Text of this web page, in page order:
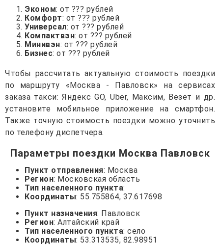
Эконом: от ??? рублей
Комфорт: от ??? рублей
Универсал: от ??? рублей
Компактвэн: от ??? рублей
Минивэн: от ??? рублей
Бизнес: от ??? рублей
Чтобы рассчитать актуальную стоимость поездки
по маршруту «Москва - Павловск» на сервисах
заказа такси: Яндекс GO, Uber, Максим, Везет и др.
установите мобильное приложение на смартфон.
Также точную стоимость поездки можно уточнить
по телефону диспетчера.
Параметры поездки Москва Павловск
Пункт отправления: Москва
Регион: Московская область
Тип населенного пункта:
Координаты: 55.755864, 37.617698
Пункт назначения: Павловск
Регион: Алтайский край
Тип населенного пункта: село
Координаты: 53.313535, 82.98951